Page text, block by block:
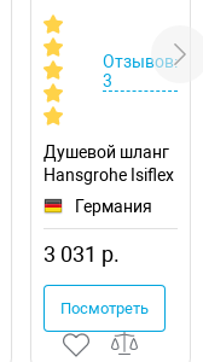
Отзывов:
3
Душевой шланг
Hansgrohe Isiflex
28276000Германия
3 031 р.
Посмотреть